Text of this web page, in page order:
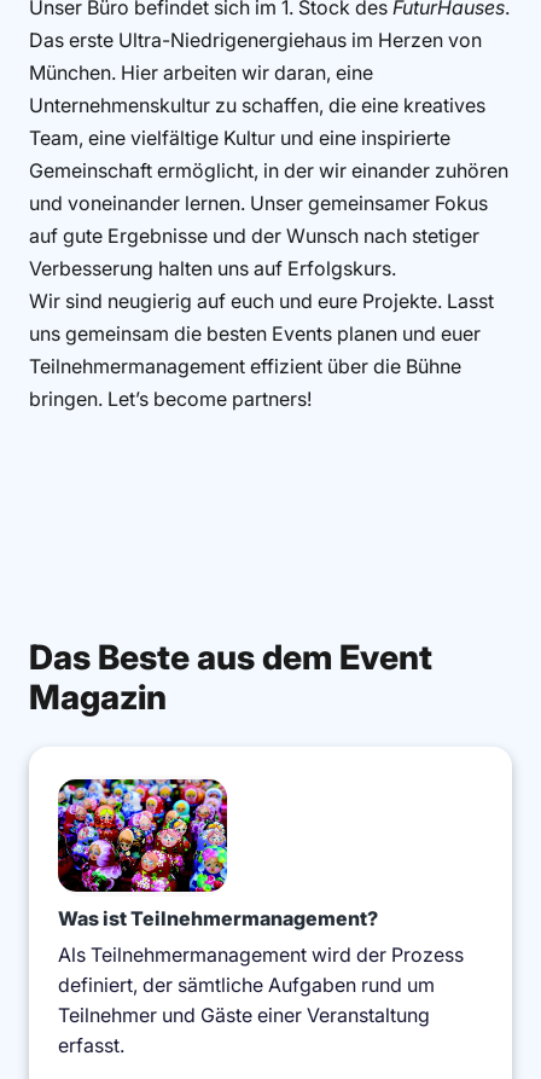
Unser Büro befindet sich im 1. Stock des FuturHauses.
Das erste Ultra-Niedrigenergiehaus im Herzen von
München. Hier arbeiten wir daran, eine
Unternehmenskultur zu schaffen, die eine kreatives
Team, eine vielfältige Kultur und eine inspirierte
Gemeinschaft ermöglicht, in der wir einander zuhören
und voneinander lernen. Unser gemeinsamer Fokus
auf gute Ergebnisse und der Wunsch nach stetiger
Verbesserung halten uns auf Erfolgskurs.
Wir sind neugierig auf euch und eure Projekte. Lasst
uns gemeinsam die besten Events planen und euer
Teilnehmermanagement effizient über die Bühne
bringen. Let’s become partners!
Das Beste aus dem Event
Magazin
Was ist Teilnehmermanagement?
Als Teilnehmermanagement wird der Prozess
definiert, der sämtliche Aufgaben rund um
Teilnehmer und Gäste einer Veranstaltung
erfasst.